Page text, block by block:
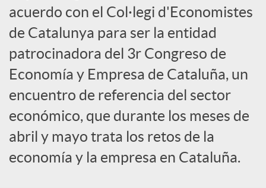
o
c
i
a
l
acuerdo con el Col·legi d'Economistes
de Catalunya para ser la entidad
patrocinadora del 3r Congreso de
Economía y Empresa de Cataluña, un
encuentro de referencia del sector
económico, que durante los meses de
abril y mayo trata los retos de la
economía y la empresa en Cataluña.